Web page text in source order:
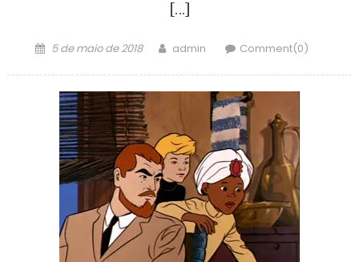
[…]
5 de maio de 2018 admin Comment(0)